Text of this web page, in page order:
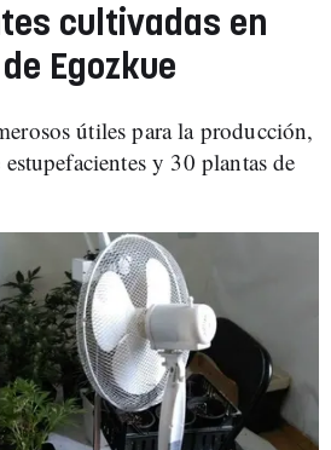
cultivadas en
Egozkue
útiles para la producción,
y 30 plantas de